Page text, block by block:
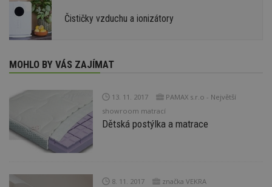
Čističky vzduchu a ionizátory
MOHLO BY VÁS ZAJÍMAT
13. 11. 2017
PAMAX s.r.o - Největší
showroom matrací
Dětská postýlka a matrace
8. 11. 2017 značka VEKRA